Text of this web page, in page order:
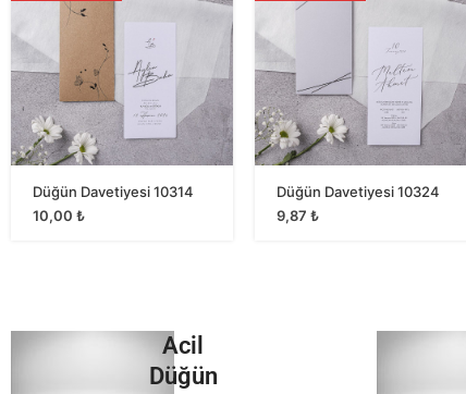
Düğün Davetiyesi 10314
10,00 ₺
Düğün Davetiyesi 10324
9,87 ₺
Acil
Düğün